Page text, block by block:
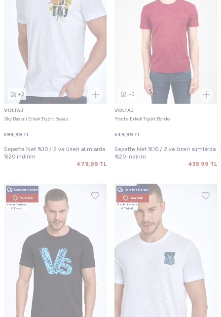
+3
VOLTAJ
Sky Baskılı Erkek Tişört Beyaz
599,99 TL
Sepette Net %10 / 2 ve üzeri alımlarda
%20 indirim
479,99 TL
+3
VOLTAJ
Mocha Erkek Tişört Bordo
549,99 TL
Sepette Net %10 / 2 ve üzeri alımlarda
%20 indirim
439,99 TL
Ücretsiz Kargo
Yeni Ürün
Vade farksız
6 Taksit
Ücretsiz Kargo
Yeni Ürün
Vade farksız
6 Taksit